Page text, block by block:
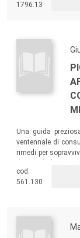
1796.13
Una guida
ventennale di
rimedi per
cod.
561.130